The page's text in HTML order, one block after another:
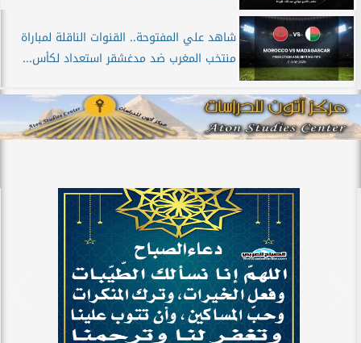
شاهد علي المفتوحة.. القنوات الناقلة لمباراة
منتخب المغرب ضد مدغشقر استعداد لكأس...